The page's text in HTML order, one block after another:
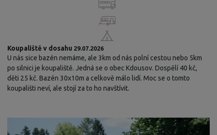
Koupaliště v dosahu 29.07.2026
U nás sice bazén nemáme, ale 3km od nás polní cestou nebo 5km
po silnici je koupaliště. Jedná se o obec Kdousov. Dospělí 40 kč,
děti 25 kč. Bazén 30x10m a celkově málo lidí. Moc se o tomto
koupališti neví, ale stojí za to ho navštívit.